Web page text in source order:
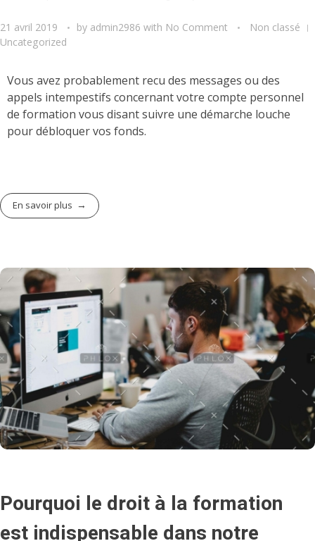
21 avril 2019 by admin2986 with No Comment
Non classé
Uncategorized
Vous avez probablement recu des messages ou des
appels intempestifs concernant votre compte personnel
de formation vous disant suivre une démarche louche
pour débloquer vos fonds.
En savoir plus
Pourquoi le droit à la formation
est indispensable dans notre